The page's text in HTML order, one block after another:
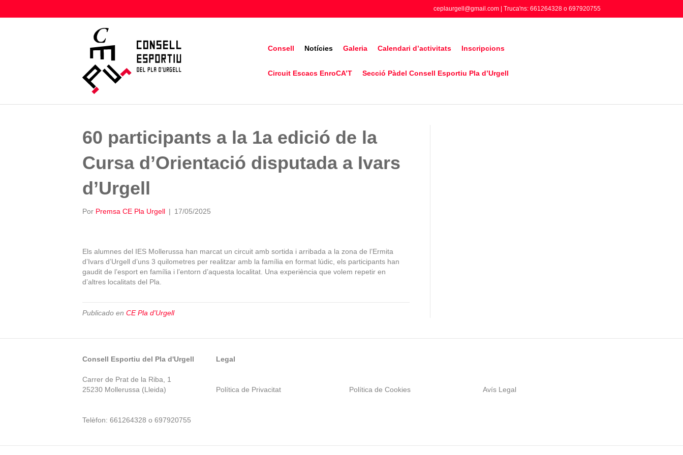
ceplaurgell@gmail.com | Truca'ns: 661264328 o 697920755
Consell Notícies Galeria Calendari d’activitats Inscripcions
Circuit Escacs EnroCA’T Secció Pàdel Consell Esportiu Pla d’Urgell
60 participants a la 1a edició de la
Cursa d’Orientació disputada a Ivars
d’Urgell
Por Premsa CE Pla Urgell | 17/05/2025
Els alumnes del IES Mollerussa han marcat un circuit amb sortida i arribada a la zona de l’Ermita
d’Ivars d’Urgell d’uns 3 quilometres per realitzar amb la família en format lúdic, els participants han
gaudit de l’esport en família i l’entorn d’aquesta localitat. Una experiència que volem repetir en
d’altres localitats del Pla.
Publicado en CE Pla d'Urgell
Consell Esportiu del Pla d'Urgell
Carrer de Prat de la Riba, 1
25230 Mollerussa (Lleida)
Telèfon: 661264328 o 697920755
Legal
Política de Privacitat Política de Cookies Avís Legal